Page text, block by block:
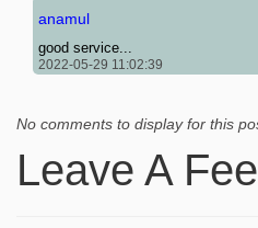
anamul
good service...
2022-05-29 11:02:39
No comments to display for this
Leave A